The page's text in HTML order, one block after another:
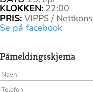
KLOKKEN: 22:00
PRIS: VIPPS /
Se på facebook
Påmeldingsskjema